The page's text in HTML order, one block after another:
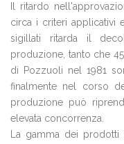
Il ritardo
circa i criteri applicativi
sigillati ritarda il
produzione, tanto che
di Pozzuoli nel 1981
finalmente nel corso
produzione può
elevata concorrenza.
La gamma dei